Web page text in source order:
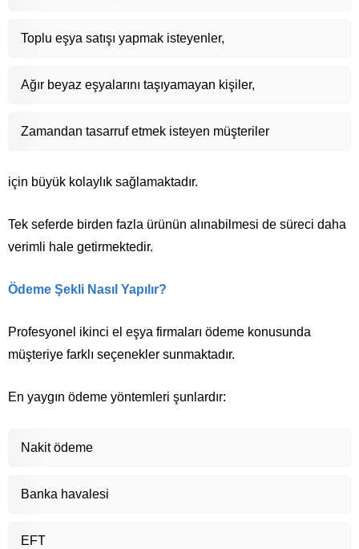
Toplu eşya satışı yapmak isteyenler,
Ağır beyaz eşyalarını taşıyamayan kişiler,
Zamandan tasarruf etmek isteyen müşteriler
için büyük kolaylık sağlamaktadır.
Tek seferde birden fazla ürünün alınabilmesi de süreci daha
verimli hale getirmektedir.
Ödeme Şekli Nasıl Yapılır?
Profesyonel ikinci el eşya firmaları ödeme konusunda
müşteriye farklı seçenekler sunmaktadır.
En yaygın ödeme yöntemleri şunlardır:
Nakit ödeme
Banka havalesi
EFT